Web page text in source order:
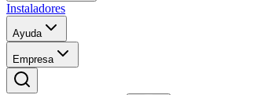
Instaladores
Ayuda
Empresa